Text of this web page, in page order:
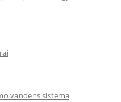
vandens sistema